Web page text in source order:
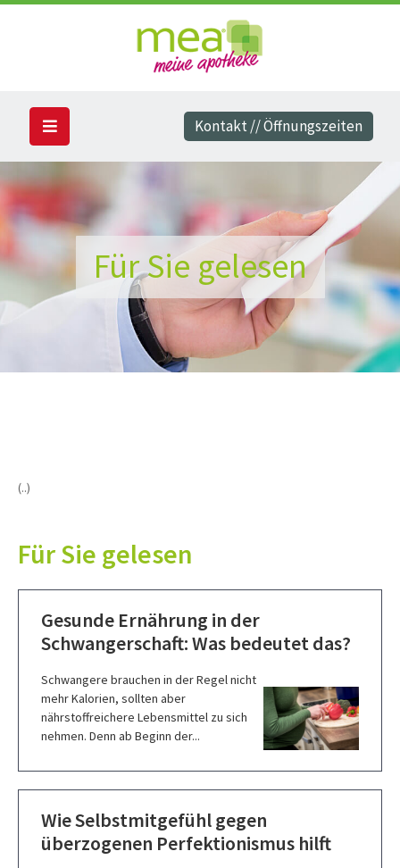
Für Sie gelesen
(..)
Für Sie gelesen
Gesunde Ernährung in der
Schwangerschaft: Was bedeutet das?
Schwangere brauchen in der Regel nicht
mehr Kalorien, sollten aber
nährstoffreichere Lebensmittel zu sich
nehmen. Denn ab Beginn der...
Wie Selbstmitgefühl gegen
überzogenen Perfektionismus hilft
Kontakt // Öffnungszeiten